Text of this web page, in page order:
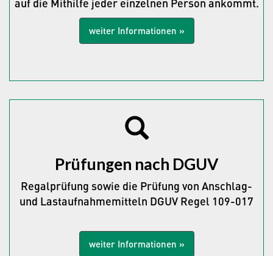
auf die Mithilfe jeder einzelnen Person ankommt.
weiter Informationen »
Prüfungen nach DGUV
Regalprüfung sowie die Prüfung von Anschlag-
und Lastaufnahmemitteln DGUV Regel 109-017
weiter Informationen »